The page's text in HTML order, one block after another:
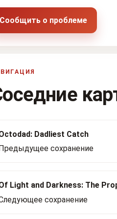
Сообщить о проблеме
Dadliest Catch
сохранение
Light and Darkness: The
сохранение